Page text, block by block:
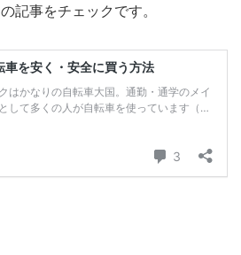
の記事をチェックです。